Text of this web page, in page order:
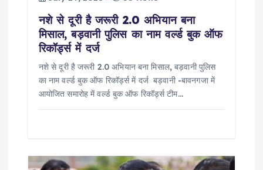
नशे से दूरी है जरूरी 2.0 अभियान बना
मिसाल, बड़वानी पुलिस का नाम वर्ल्ड बुक ऑफ
रिकॉर्ड्स में दर्ज
नशे से दूरी है जरूरी 2.0 अभियान बना मिसाल, बड़वानी पुलिस
का नाम वर्ल्ड बुक ऑफ रिकॉर्ड्स में दर्ज बड़वानी -बावनगजा में
आयोजित समारोह में वर्ल्ड बुक ऑफ रिकॉर्ड्स टीम…